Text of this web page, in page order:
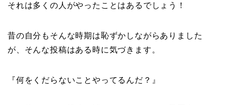
それは多くの人がやったことはあるでしょう！
昔の自分もそんな時期は恥ずかしながらありました
が、そんな投稿はある時に気づきます。
『何をくだらないことやってるんだ？』